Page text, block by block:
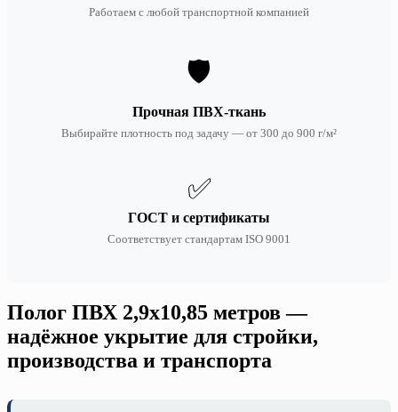
Работаем с любой транспортной компанией
🛡️
Прочная ПВХ-ткань
Выбирайте плотность под задачу — от 300 до 900 г/м²
✅
ГОСТ и сертификаты
Соответствует стандартам ISO 9001
Полог ПВХ 2,9х10,85 метров —
надёжное укрытие для стройки,
производства и транспорта